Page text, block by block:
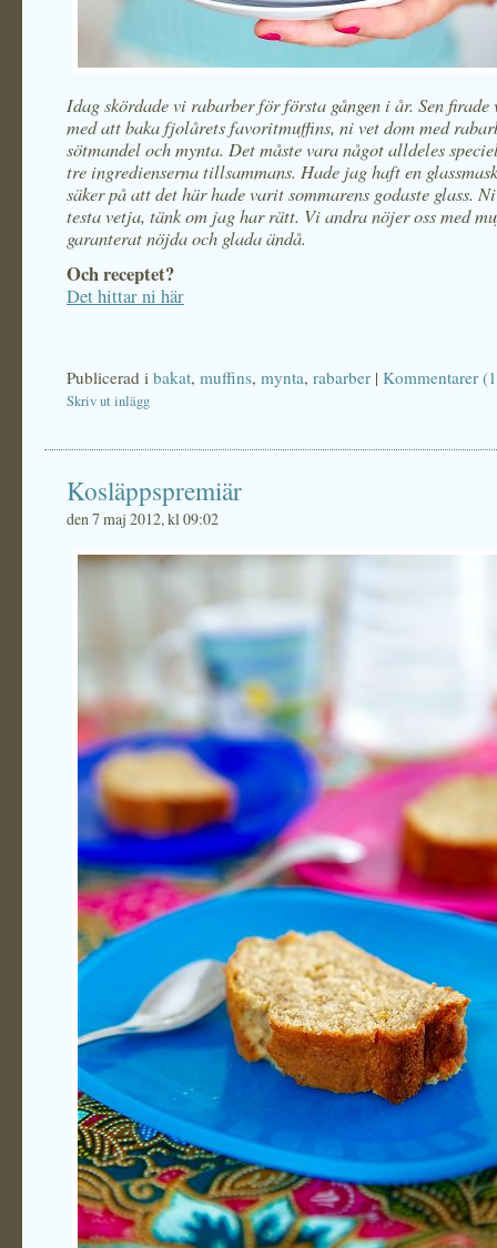
Idag skördade vi rabarber för första gången i år. Sen firade
med att baka fjolårets favoritmuffins, ni vet dom med
sötmandel och mynta. Det måste vara något alldeles
tre ingredienserna tillsammans. Hade jag haft en
säker på att det här hade varit sommarens godaste glass.
testa vetja, tänk om jag har rätt. Vi andra nöjer oss med
garanterat nöjda och glada ändå.
Och receptet?
Det hittar ni här
Publicerad i bakat, muffins, mynta, rabarber | Kommentarer
Skriv ut inlägg
Kosläppspremiär
den 7 maj 2012, kl 09:02